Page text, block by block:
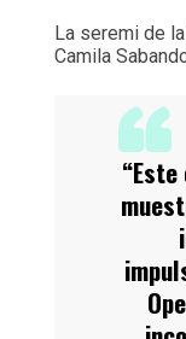
La seremi de
Camila